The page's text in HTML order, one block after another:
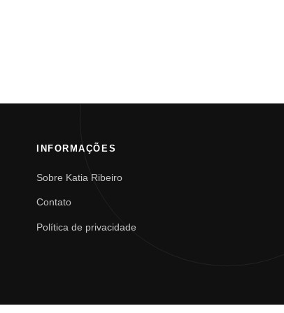
INFORMAÇÕES
Sobre Katia Ribeiro
Contato
Política de privacidade